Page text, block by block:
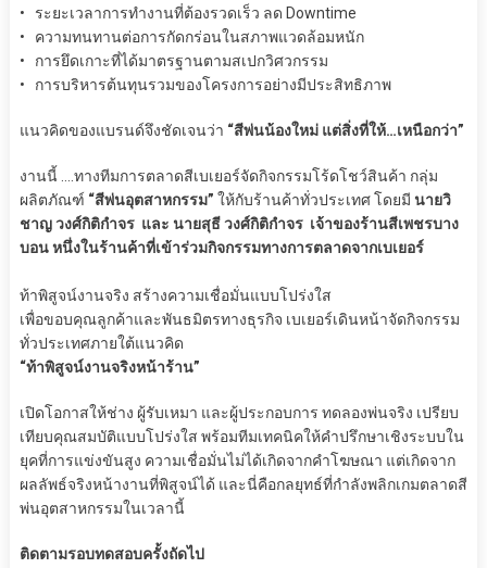
• ระยะเวลาการทำงานที่ต้องรวดเร็ว ลด Downtime
• ความทนทานต่อการกัดกร่อนในสภาพแวดล้อมหนัก
• การยึดเกาะที่ได้มาตรฐานตามสเปกวิศวกรรม
• การบริหารต้นทุนรวมของโครงการอย่างมีประสิทธิภาพ
แนวคิดของแบรนด์จึงชัดเจนว่า “สีพ่นน้องใหม่ แต่สิ่งที่ให้…เหนือกว่า”
งานนี้ ….ทางทีมการตลาดสีเบเยอร์จัดกิจกรรมโร้ดโชว์สินค้า กลุ่ม
ผลิตภัณฑ์ “สีพ่นอุตสาหกรรม” ให้กับร้านค้าทั่วประเทศ โดยมี นายวิ
ชาญ วงศ์กิติกำจร และ นายสุธี วงศ์กิติกำจร เจ้าของร้านสีเพชรบาง
บอน หนึ่งในร้านค้าที่เข้าร่วมกิจกรรมทางการตลาดจากเบเยอร์
ท้าพิสูจน์งานจริง สร้างความเชื่อมั่นแบบโปร่งใส
เพื่อขอบคุณลูกค้าและพันธมิตรทางธุรกิจ เบเยอร์เดินหน้าจัดกิจกรรม
ทั่วประเทศภายใต้แนวคิด
“ท้าพิสูจน์งานจริงหน้าร้าน”
เปิดโอกาสให้ช่าง ผู้รับเหมา และผู้ประกอบการ ทดลองพ่นจริง เปรียบ
เทียบคุณสมบัติแบบโปร่งใส พร้อมทีมเทคนิคให้คำปรึกษาเชิงระบบใน
ยุคที่การแข่งขันสูง ความเชื่อมั่นไม่ได้เกิดจากคำโฆษณา แต่เกิดจาก
ผลลัพธ์จริงหน้างานที่พิสูจน์ได้ และนี่คือกลยุทธ์ที่กำลังพลิกเกมตลาดสี
พ่นอุตสาหกรรมในเวลานี้
ติดตามรอบทดสอบครั้งถัดไป